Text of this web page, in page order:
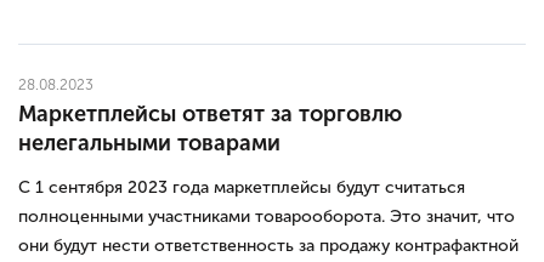
28.08.2023
Маркетплейсы ответят за торговлю
нелегальными товарами
С 1 сентября 2023 года маркетплейсы будут считаться
полноценными участниками товарооборота. Это значит, что
они будут нести ответственность за продажу контрафактной